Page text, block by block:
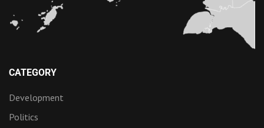
CATEGORY
Development
Politics